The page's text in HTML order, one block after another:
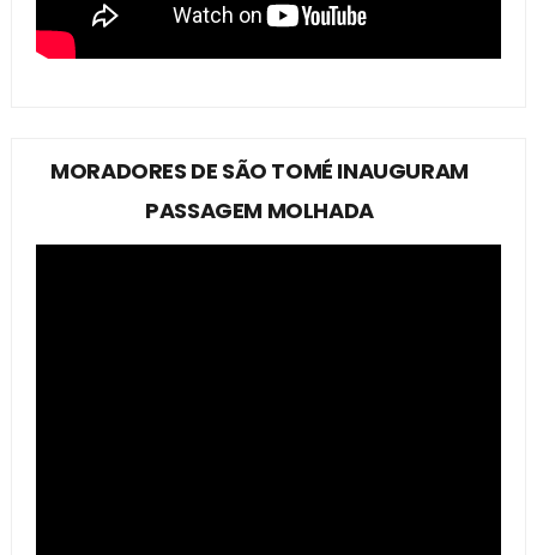
MORADORES DE SÃO TOMÉ INAUGURAM
PASSAGEM MOLHADA